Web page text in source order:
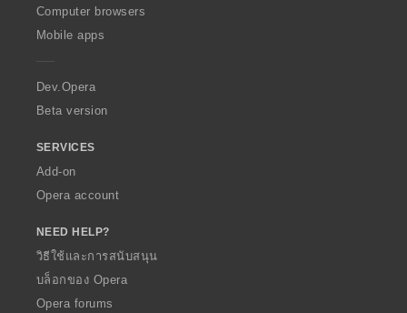
O
p
a
Computer browsers
Mobile apps
Dev.Opera
Beta version
SERVICES
Add-on
Opera account
NEED HELP?
วิธีใช้และการสนับสนุน
บล็อกของ Opera
Opera forums